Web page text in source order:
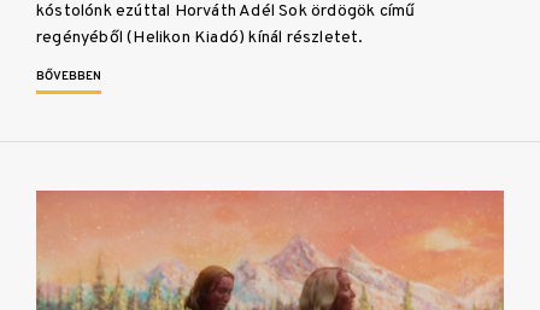
kóstolónk ezúttal Horváth Adél Sok ördögök című
regényéből (Helikon Kiadó) kínál részletet.
BŐVEBBEN